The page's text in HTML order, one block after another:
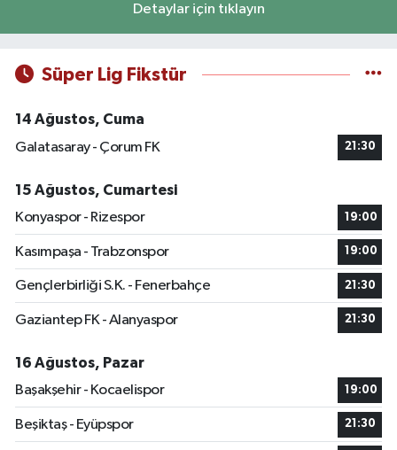
Detaylar için tıklayın
Süper Lig Fikstür
14 Ağustos, Cuma
Galatasaray - Çorum FK
21:30
15 Ağustos, Cumartesi
Konyaspor - Rizespor
19:00
Kasımpaşa - Trabzonspor 19:00
Gençlerbirliği S.K. - Fenerbahçe 21:30
Gaziantep FK - Alanyaspor 21:30
16 Ağustos, Pazar
Başakşehir - Kocaelispor
19:00
Beşiktaş - Eyüpspor 21:30